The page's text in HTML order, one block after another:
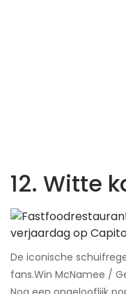
12. Witte
De iconische
fans.​Win McNamee /